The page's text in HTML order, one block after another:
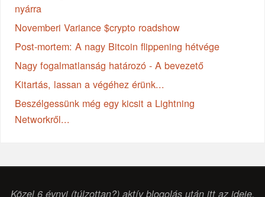
nyárra
Novemberi Variance $crypto roadshow
Post-mortem: A nagy Bitcoin flippening hétvége
Nagy fogalmatlanság határozó - A bevezető
Kitartás, lassan a végéhez érünk...
Beszélgessünk még egy kicsit a Lightning
Networkről...
Közel 6 évnyi (túlzottan?) aktív blogolás után itt az ideje,